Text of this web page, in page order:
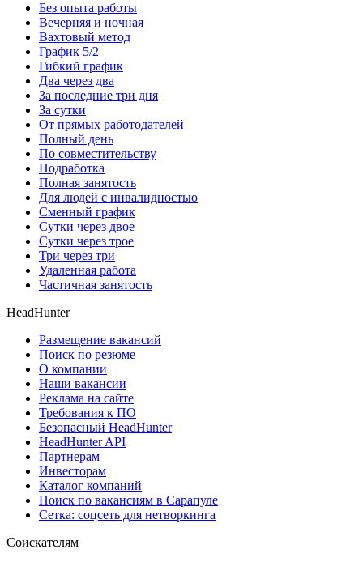
Без опыта работы
Вечерняя и ночная
Вахтовый метод
График 5/2
Гибкий график
Два через два
За последние три дня
За сутки
От прямых работодателей
Полный день
По совместительству
Подработка
Полная занятость
Для людей с инвалидностью
Сменный график
Сутки через двое
Сутки через трое
Три через три
Удаленная работа
Частичная занятость
HeadHunter
Размещение вакансий
Поиск по резюме
О компании
Наши вакансии
Реклама на сайте
Требования к ПО
Безопасный HeadHunter
HeadHunter API
Партнерам
Инвесторам
Каталог компаний
Поиск по вакансиям в Сарапуле
Сетка: соцсеть для нетворкинга
Соискателям